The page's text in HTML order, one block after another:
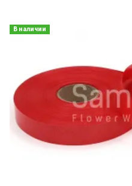
В наличии